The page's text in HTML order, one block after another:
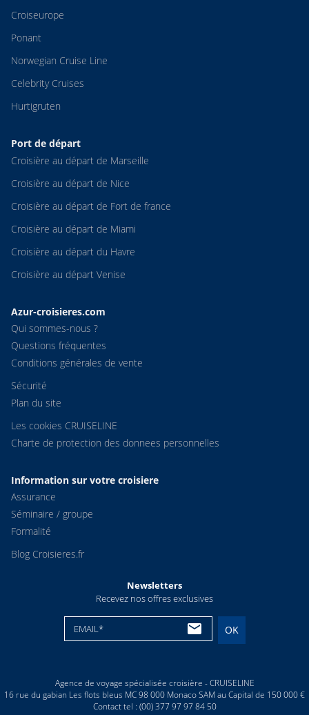
Croiseurope
Ponant
Norwegian Cruise Line
Celebrity Cruises
Hurtigruten
Port de départ
Croisière au départ de Marseille
Croisière au départ de Nice
Croisière au départ de Fort de france
Croisière au départ de Miami
Croisière au départ du Havre
Croisière au départ Venise
Azur-croisieres.com
Qui sommes-nous ?
Questions fréquentes
Conditions générales de vente
Sécurité
Plan du site
Les cookies CRUISELINE
Charte de protection des donnees personnelles
Information sur votre croisiere
Assurance
Séminaire / groupe
Formalité
Blog Croisieres.fr
Newsletters
Recevez nos offres exclusives
EMAIL* OK
Agence de voyage spécialisée croisière - CRUISELINE
16 rue du gabian Les flots bleus MC 98 000 Monaco SAM au Capital de 150 000 €
Contact tel : (00) 377 97 97 84 50